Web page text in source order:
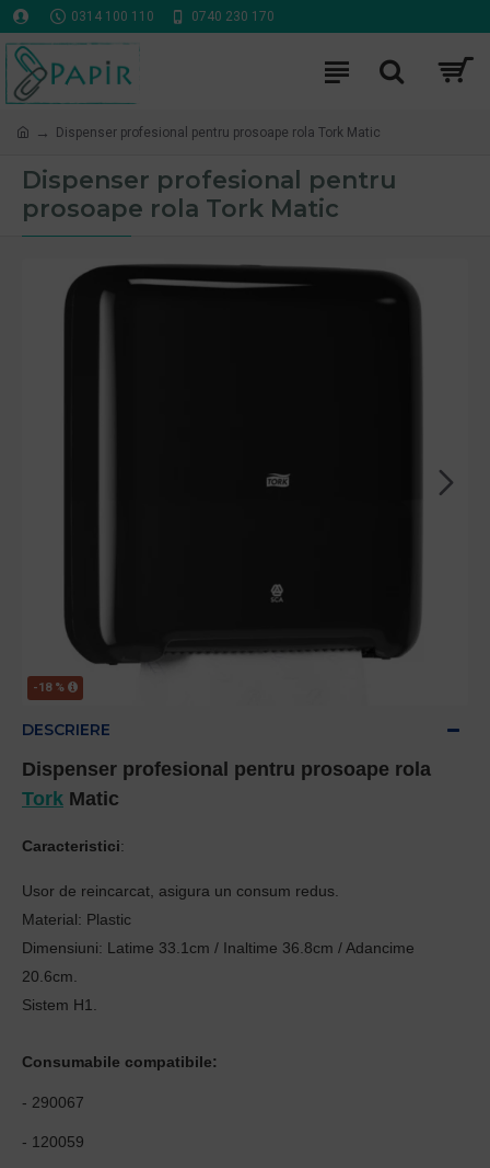
0314 100 110 0740 230 170
Dispenser profesional pentru prosoape rola Tork Matic
Dispenser profesional pentru
prosoape rola Tork Matic
-18 %
DESCRIERE
Dispenser profesional pentru prosoape rola
Tork Matic
Caracteristici:
Usor de reincarcat, asigura un consum redus.
Material: Plastic
Dimensiuni: Latime 33.1cm / Inaltime 36.8cm / Adancime
20.6cm.
Sistem H1.
Consumabile compatibile:
- 290067
- 120059